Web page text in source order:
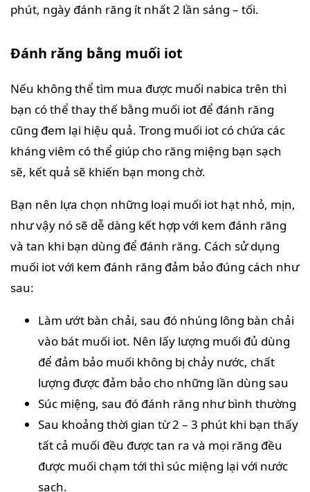
phút, ngày đánh răng ít nhất 2 lần sáng – tối.
Đánh răng bằng muối iot
Nếu không thể tìm mua được muối nabica trên thì
bạn có thể thay thế bằng muối iot để đánh răng
cũng đem lại hiệu quả. Trong muối iot có chứa các
kháng viêm có thể giúp cho răng miệng bạn sạch
sẽ, kết quả sẽ khiến bạn mong chờ.
Bạn nên lựa chọn những loại muối iot hạt nhỏ, mịn,
như vậy nó sẽ dễ dàng kết hợp với kem đánh răng
và tan khi bạn dùng để đánh răng. Cách sử dụng
muối iot với kem đánh răng đảm bảo đúng cách như
sau:
Làm ướt bàn chải, sau đó nhúng lông bàn chải
vào bát muối iot. Nên lấy lượng muối đủ dùng
để đảm bảo muối không bị chảy nước, chất
lượng được đảm bảo cho những lần dùng sau
Súc miệng, sau đó đánh răng như bình thường
Sau khoảng thời gian từ 2 – 3 phút khi bạn thấy
tất cả muối đều được tan ra và mọi răng đều
được muối chạm tới thì súc miệng lại với nước
sạch.